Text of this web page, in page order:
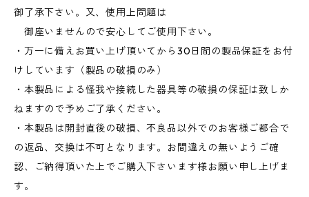
御了承下さい。又、使用上問題は
御座いませんので安心してご使用下さい。
・万一に備えお買い上げ頂いてから30日間の製品保証をお付
けしています（製品の破損のみ）
・本製品による怪我や接続した器具等の破損の保証は致しか
ねますので予めご了承ください。
・本製品は開封直後の破損、不良品以外でのお客様ご都合で
の返品、交換は不可となります。お間違えの無いようご確
認、ご納得頂いた上でご購入下さいます様お願い申し上げま
す。